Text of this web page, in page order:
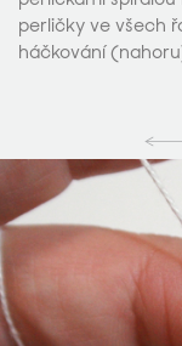
perličky ve všech
háčkování